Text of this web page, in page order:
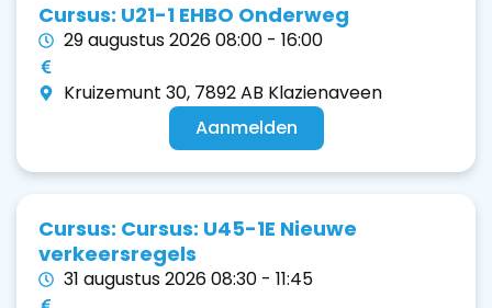
Cursus: U21-1 EHBO Onderweg
29 augustus 2026 08:00 - 16:00
Kruizemunt 30, 7892 AB Klazienaveen
Aanmelden
Cursus: Cursus: U45-1E Nieuwe
verkeersregels
31 augustus 2026 08:30 - 11:45